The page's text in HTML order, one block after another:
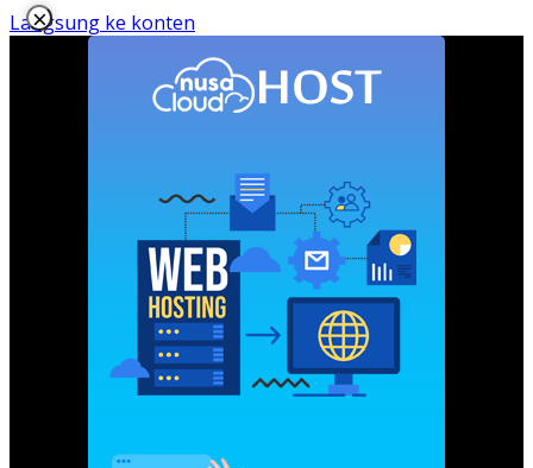
Langsung ke konten
×